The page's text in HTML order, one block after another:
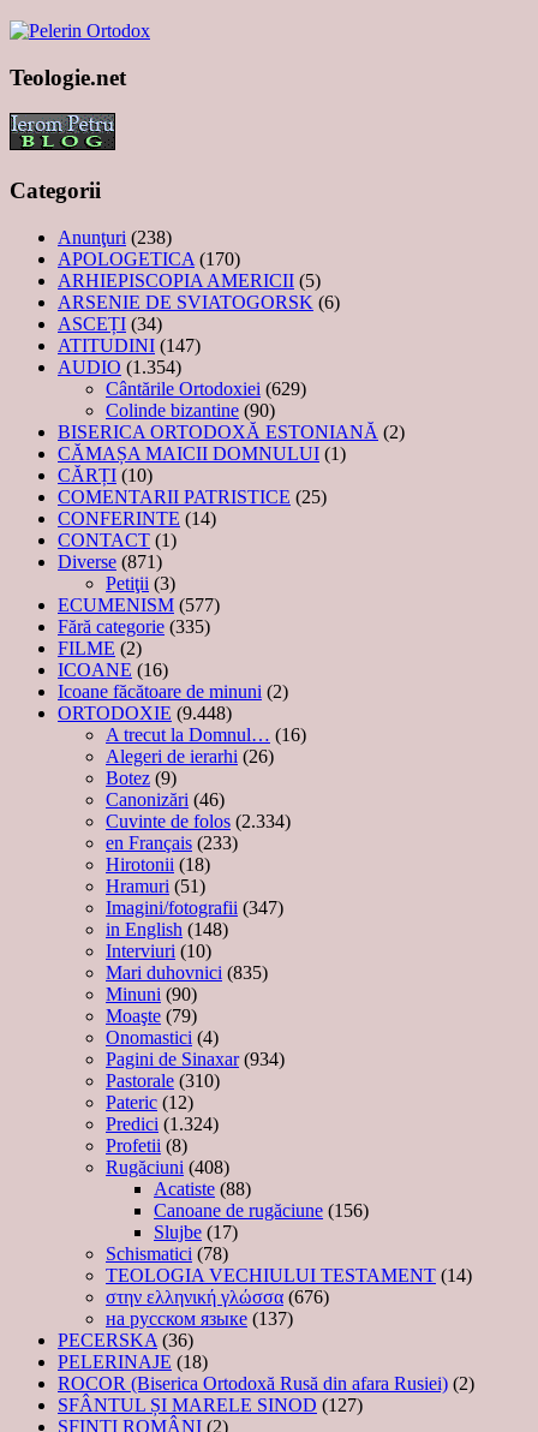
Teologie.net
Categorii
Anunţuri (238)
APOLOGETICA (170)
ARHIEPISCOPIA AMERICII (5)
ARSENIE DE SVIATOGORSK (6)
ASCEȚI (34)
ATITUDINI (147)
AUDIO (1.354)
Cântările Ortodoxiei (629)
Colinde bizantine (90)
BISERICA ORTODOXĂ ESTONIANĂ (2)
CĂMAȘA MAICII DOMNULUI (1)
CĂRȚI (10)
COMENTARII PATRISTICE (25)
CONFERINTE (14)
CONTACT (1)
Diverse (871)
Petiţii (3)
ECUMENISM (577)
Fără categorie (335)
FILME (2)
ICOANE (16)
Icoane făcătoare de minuni (2)
ORTODOXIE (9.448)
A trecut la Domnul… (16)
Alegeri de ierarhi (26)
Botez (9)
Canonizări (46)
Cuvinte de folos (2.334)
en Français (233)
Hirotonii (18)
Hramuri (51)
Imagini/fotografii (347)
in English (148)
Interviuri (10)
Mari duhovnici (835)
Minuni (90)
Moaşte (79)
Onomastici (4)
Pagini de Sinaxar(934)
Pastorale (310)
Pateric (12)
Predici (1.324)
Profetii (8)
Rugăciuni (408)
Acatiste (88)
Canoane de rugăciune (156)
Slujbe (17)
Schismatici (78)
TEOLOGIA VECHIULUI TESTAMENT (14)
στην ελληνική γλώσσα (676)
на русском языке (137)
PECERSKA (36)
PELERINAJE (18)
ROCOR (Biserica Ortodoxă Rusă din afara Rusiei) (2)
SFÂNTUL ȘI MARELE SINOD (127)
SFINȚI ROMÂNI (2)